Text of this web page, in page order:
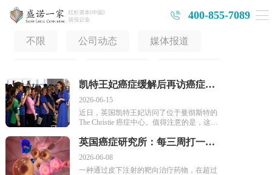
400-855-7089
不限 公司动态 媒体报道
美国看病指南
凯特王妃癌症缓解后再访癌症中心：治疗结束后，患者真正要面对什么？
2026-06-15
近日，英国凯特王妃访问了位于曼彻斯特的
The Christie 癌症中心。值得注意的是，这次
一项手术技术，而是癌症患者在治疗期间和
英国癌症研究所：每三周打一针，42%患者肿瘤缩小，Amivantamab成为晚期头颈癌患者新救星
2026-06-08
一种通过皮下注射的靶向治疗药物，在超过